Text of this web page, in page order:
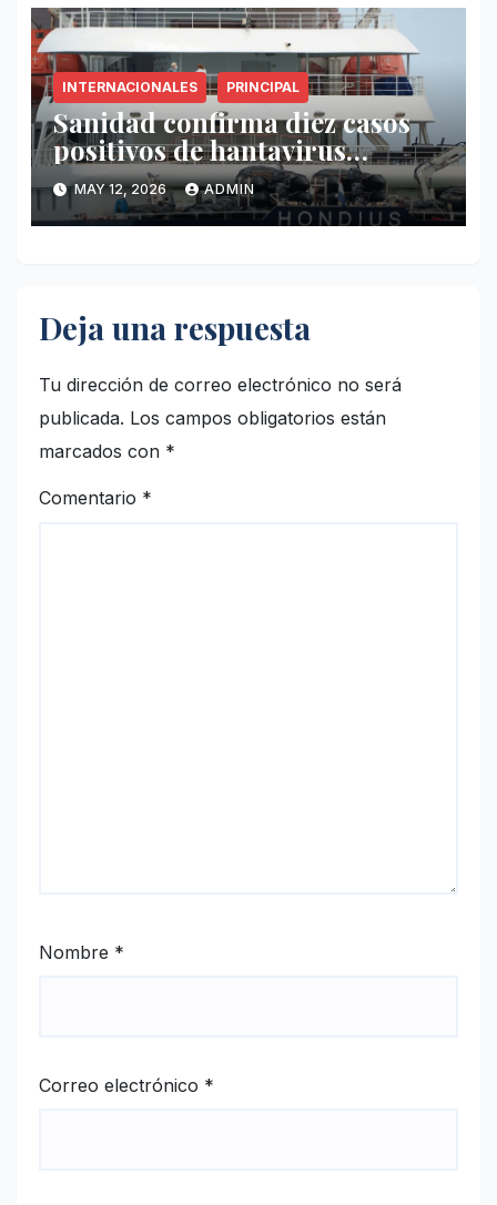
INTERNACIONALES PRINCIPAL
Sanidad confirma diez casos
positivos de hantavirus
vinculados al crucero MV
Hondius
MAY 12, 2026 ADMIN
Deja una respuesta
Tu dirección de correo electrónico no será
publicada. Los campos obligatorios están
marcados con *
Comentario *
Nombre *
Correo electrónico *